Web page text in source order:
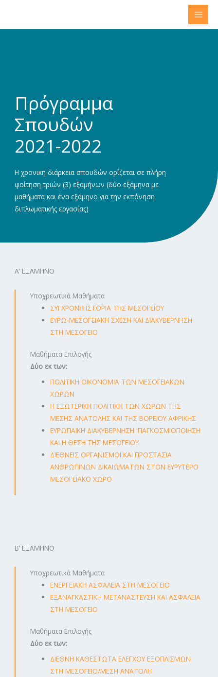
περιεχόμενο
Πρόγραμμα
Σπουδών
2021-2022
Η χρονική διάρκεια σπουδών ορίζεται σε πλήρη
φοίτηση τριών (3) εξαμήνων (δύο εξάμηνα με
μαθήματα και ένα εξάμηνο για την εκπόνηση
διπλωματικής εργασίας)
Α’ ΕΞΑΜΗΝΟ
Υποχρεωτικά Μαθήματα
ΣΥΓΧΡΟΝΗ ΙΣΤΟΡΙΑ ΤΗΣ ΜΕΣΟΓΕΙΟΥ
ΕΥΡΩ-ΜΕΣΟΓΕΙΑΚΗ ΣΧΕΣΗ ΚΑΙ ΔΙΑΚΥΒΕΡΝΗΣΗ
ΣΤΗ ΜΕΣΟΓΕΙΟ
Μαθήματα Επιλογής
Δύο εκ των:
ΠΟΛΙΤΙΚΗ ΟΙΚΟΝΟΜΙΑ ΤΩΝ ΜΕΣΟΓΕΙΑΚΩΝ
ΧΩΡΩΝ
Η ΕΞΩΤΕΡΙΚΗ ΠΟΛΙΤΙΚΗ ΤΩΝ ΧΩΡΩΝ ΤΗΣ
ΜΕΣΗΣ ΑΝΑΤΟΛΗΣ ΚΑΙ ΤΗΣ ΒΟΡΕΙΟΥ ΑΦΡΙΚΗΣ
ΕΥΡΩΠΑΪΚΗ ΔΙΑΚΥΒΕΡΝΗΣΗ. ΠΑΓΚΟΣΜΙΟΠΟΙΗΣΗ
ΚΑΙ Η ΘΕΣΗ ΤΗΣ ΜΕΣΟΓΕΙΟΥ
ΔΙΕΘΝΕΙΣ ΟΡΓΑΝΙΣΜΟΙ ΚΑΙ ΠΡΟΣΤΑΣΙΑ
ΑΝΘΡΩΠΙΝΩΝ ΔΙΚΑΙΩΜΑΤΩΝ ΣΤΟΝ ΕΥΡΥΤΕΡΟ
ΜΕΣΟΓΕΙΑΚΟ ΧΩΡΟ
B’ ΕΞΑΜΗΝΟ
Υποχρεωτικά Μαθήματα
ΕΝΕΡΓΕΙΑΚΗ ΑΣΦΑΛΕΙΑ ΣΤΗ ΜΕΣΟΓΕΙΟ
ΕΞΑΝΑΓΚΑΣΤΙΚΗ ΜΕΤΑΝΑΣΤΕΥΣΗ ΚΑΙ ΑΣΦΑΛΕΙΑ
ΣΤΗ ΜΕΣΟΓΕΙΟ
Μαθήματα Επιλογής
Δύο εκ των:
ΔΙΕΘΝΗ ΚΑΘΕΣΤΩΤΑ ΕΛΕΓΧΟΥ ΕΞΟΠΛΙΣΜΩΝ
ΣΤΗ ΜΕΣΟΓΕΙΟ/ΜΕΣΗ ΑΝΑΤΟΛΗ